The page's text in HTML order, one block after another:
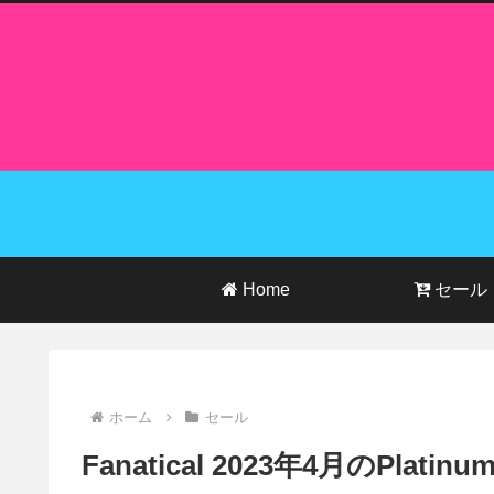
Home セール
ホーム セール
Fanatical 2023年4月の